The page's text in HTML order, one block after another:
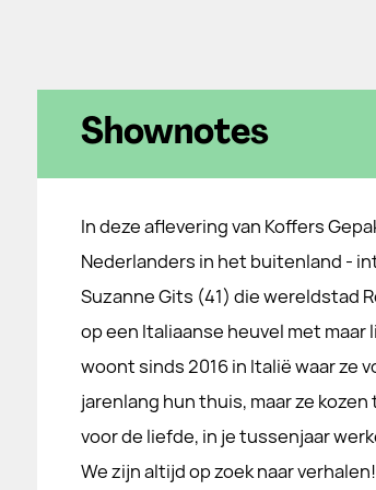
Shownotes
In deze aflevering van Koffers
Nederlanders in het buitenland -
Suzanne Gits (41) die wereldstad
op een Italiaanse heuvel met
woont sinds 2016 in Italië waar ze
jarenlang hun thuis, maar ze
voor de liefde, in je tussenjaar
We zijn altijd op zoek naar